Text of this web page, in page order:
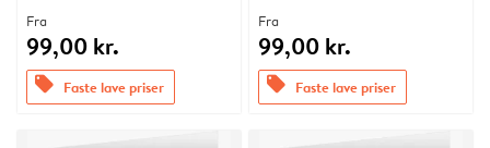
Fra
99,00 kr.
offers Faste lave priser
Fra
99,00 kr.
offers Faste lave priser